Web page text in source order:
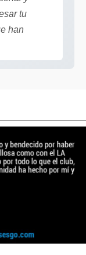
tu
han